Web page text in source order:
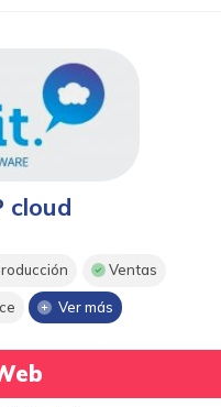
cloud
Ventas
Ver más